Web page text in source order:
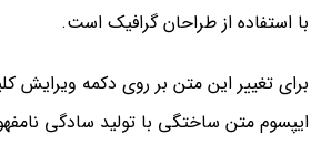
با استفاده از طراحان گرافیک است.
برای تغییر این متن بر روی دکمه ویرایش
ایپسوم متن ساختگی با تولید سادگی